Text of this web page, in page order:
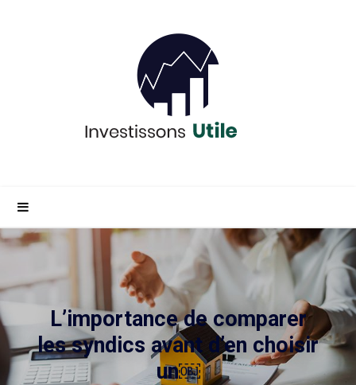
L’importance de comparer
les syndics avant d’en choisir
un￼